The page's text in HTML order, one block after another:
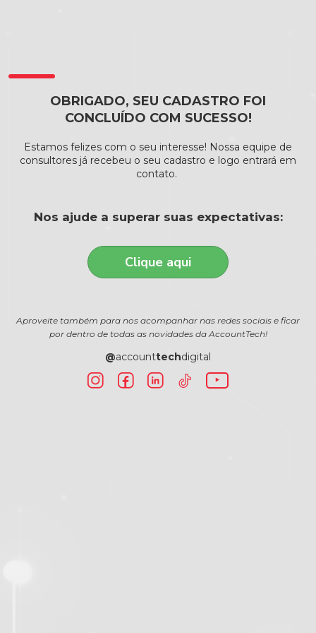
OBRIGADO, SEU CADASTRO FOI
CONCLUÍDO COM SUCESSO!
Estamos felizes com o seu interesse! Nossa equipe de
consultores já recebeu o seu cadastro e logo entrará em
contato.
Nos ajude a superar suas expectativas:
Clique aqui
Aproveite também para nos acompanhar nas redes sociais e ficar
por dentro de todas as novidades da AccountTech!
@accounttechdigital